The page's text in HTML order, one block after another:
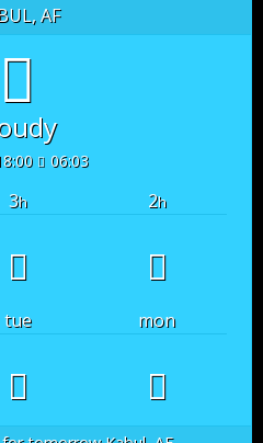
AF
06:03
18:00 +0430
2h
3h
mon
tue